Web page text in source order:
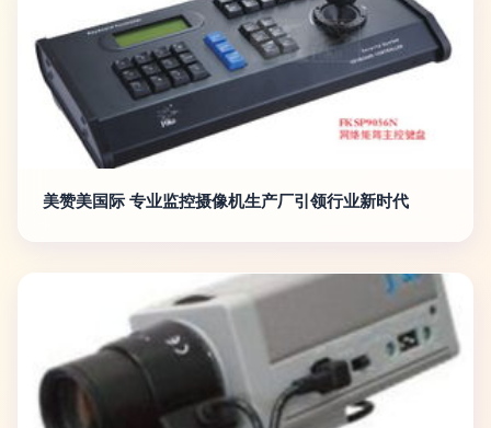
美赞美国际 专业监控摄像机生产厂引领行业新时代